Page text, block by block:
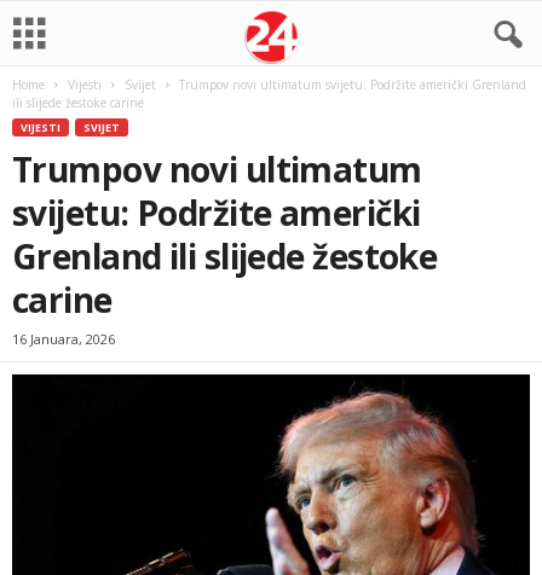
Home Vijesti Svijet
Trumpov novi ultimatum svijetu: Podržite američki Grenland
ili slijede žestoke carine
VIJESTI SVIJET
Trumpov novi ultimatum
svijetu: Podržite američki
Grenland ili slijede žestoke
carine
16 Januara, 2026